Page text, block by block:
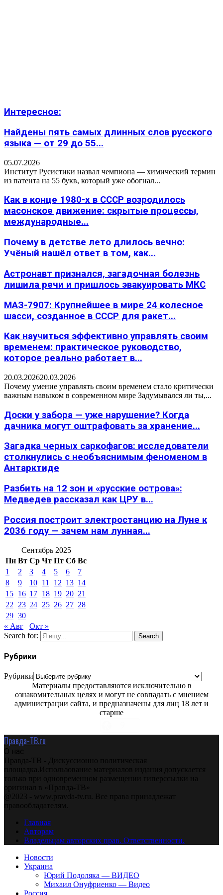
Интересное:
Найдены пять самых длинных слов русского
языка — от 29 до 55...
05.07.2026
Институт Русистики назвал чемпиона — химический термин
из патента на 55 букв, который уже обогнал...
Как в конце 1980-х в СССР возродилось
масонское движение: скрытые процессы,
международные...
Почему в детстве лето длилось вечно:
Учёный нашёл ответ в том, как...
Астронавт признался, загадочная болезнь
лишила речи и пришлось эвакуировать МКС
МАЗ-7907: Крупнейшее в мире 24 колесное
шасси, созданное в СССР для ракет...
Как научиться эффективно управлять своим
временем: практическое руководство,
которое реально работает в...
20.03.202620.03.2026
Почему умение управлять своим временем стало критически
важным навыком в современном мире Задумывался ли ты,...
Доски у забора — уже нарушение? Когда
дачника могут оштрафовать за хранение...
Загадка черных саркофагов: исследователи
столкнулись с необъяснимым феноменом в
Антарктиде
Разбить на 12 зон и «русские острова»:
Медведев рассказал как ЦРУ в...
Россия построит электростанцию на Луне к
2036 году — зачем нам лунная...
Сентябрь 2025
Пн Вт Ср Чт Пт Сб Вс
1
2 3 4 5 6
7
8
9 10 11 12 13 14
15 16 17 18 19 20 21
22
23 24 25 26 27 28
29 30
« Авг
Окт »
Search for:
Search
Рубрики
Рубрики
Материалы предоставляются исключительно в
ознакомительных целях и могут не совпадать с мнением
администрации сайта, и предназначены для лиц 18 лет и
старше
Правда-ТВ.ru
О нас
Правда-ТВ - Дискуссионно политическая
площадка.Использование материалов издания допускается
только при одновременном размещении гиперссылки на
оригинал в «Правда-ТВ»
@2023 - www.pravda-tv.ru. Все права принадлежат
правообладателям.
Главная
Авторам
Владельцам авторских прав. Ответственности.
Новости
Украина
Юрий Подоляка — ВИДЕО
Михаил Онуфриенко — Видео